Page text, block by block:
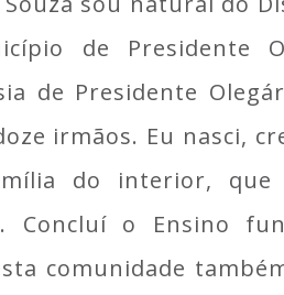
de Presidente
de Presidente
irmãos. Eu nasci,
do interior,
Concluí o Ensino
comunidade